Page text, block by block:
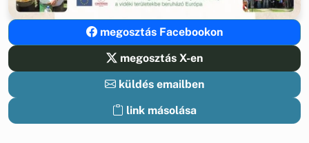
megosztás Facebookon
megosztás X-en
küldés emailben
link másolása